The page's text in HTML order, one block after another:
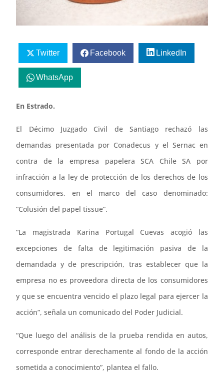
Twitter Facebook LinkedIn
WhatsApp
En Estrado.
El Décimo Juzgado Civil de Santiago rechazó las
demandas presentada por Conadecus y el Sernac en
contra de la empresa papelera SCA Chile SA por
infracción a la ley de protección de los derechos de los
consumidores, en el marco del caso denominado:
“Colusión del papel tissue”.
“La magistrada Karina Portugal Cuevas acogió las
excepciones de falta de legitimación pasiva de la
demandada y de prescripción, tras establecer que la
empresa no es proveedora directa de los consumidores
y que se encuentra vencido el plazo legal para ejercer la
acción”, señala un comunicado del Poder Judicial.
“Que luego del análisis de la prueba rendida en autos,
corresponde entrar derechamente al fondo de la acción
sometida a conocimiento”, plantea el fallo.